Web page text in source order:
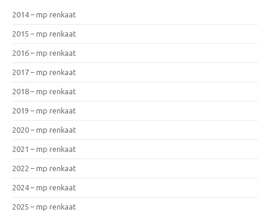
2014 – mp renkaat
2015 – mp renkaat
2016 – mp renkaat
2017 – mp renkaat
2018 – mp renkaat
2019 – mp renkaat
2020 – mp renkaat
2021 – mp renkaat
2022 – mp renkaat
2024 – mp renkaat
2025 – mp renkaat